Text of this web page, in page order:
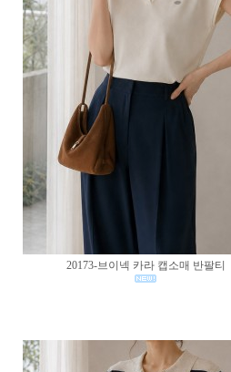
20173-브이넥 카라 캡소매 반팔티